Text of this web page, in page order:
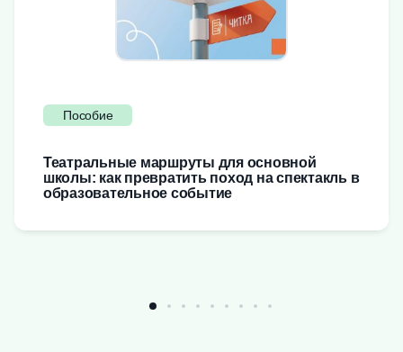
Пособие
Театральные маршруты для основной
школы: как превратить поход на спектакль в
образовательное событие